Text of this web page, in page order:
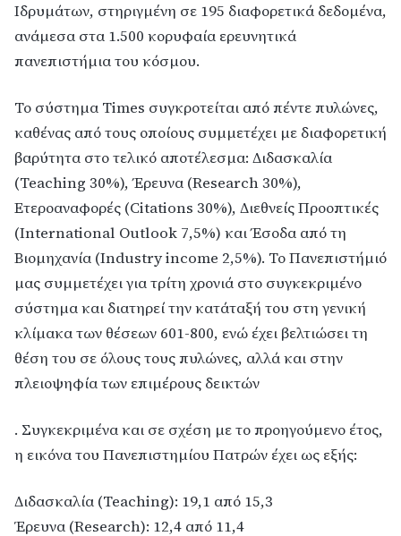
Ιδρυμάτων, στηριγμένη σε 195 διαφορετικά δεδομένα,
ανάμεσα στα 1.500 κορυφαία ερευνητικά
πανεπιστήμια του κόσμου.
Το σύστημα Times συγκροτείται από πέντε πυλώνες,
καθένας από τους οποίους συμμετέχει με διαφορετική
βαρύτητα στο τελικό αποτέλεσμα: Διδασκαλία
(Teaching 30%), Έρευνα (Research 30%),
Ετεροαναφορές (Citations 30%), Διεθνείς Προοπτικές
(International Outlook 7,5%) και Έσοδα από τη
Βιομηχανία (Industry income 2,5%). Το Πανεπιστήμιό
μας συμμετέχει για τρίτη χρονιά στο συγκεκριμένο
σύστημα και διατηρεί την κατάταξή του στη γενική
κλίμακα των θέσεων 601-800, ενώ έχει βελτιώσει τη
θέση του σε όλους τους πυλώνες, αλλά και στην
πλειοψηφία των επιμέρους δεικτών
. Συγκεκριμένα και σε σχέση με το προηγούμενο έτος,
η εικόνα του Πανεπιστημίου Πατρών έχει ως εξής:
Διδασκαλία (Teaching): 19,1 από 15,3
Έρευνα (Research): 12,4 από 11,4